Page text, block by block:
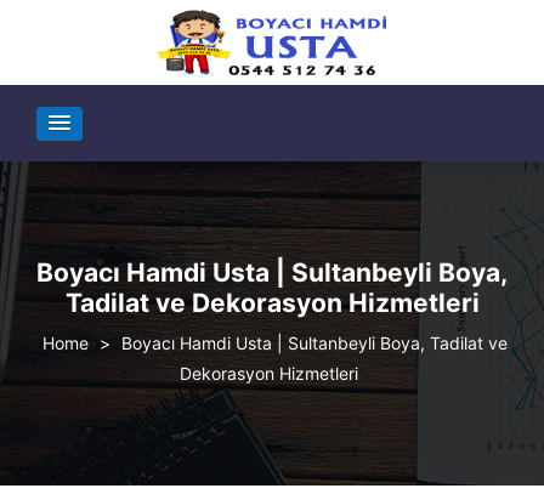
Boyacı Hamdi Usta | Sultanbeyli Boya,
Tadilat ve Dekorasyon Hizmetleri
>
Boyacı Hamdi Usta | Sultanbeyli Boya, Tadilat ve
Dekorasyon Hizmetleri